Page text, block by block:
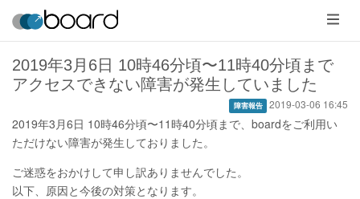
メ
ニ
ュ
ー
2019年3月6日 10時46分頃〜11時40分頃まで
アクセスできない障害が発生していました
障害報告 2019-03-06 16:45
2019年3月6日 10時46分頃〜11時40分頃まで、boardをご利用い
ただけない障害が発生しておりました。
ご迷惑をおかけして申し訳ありませんでした。
以下、原因と今後の対策となります。